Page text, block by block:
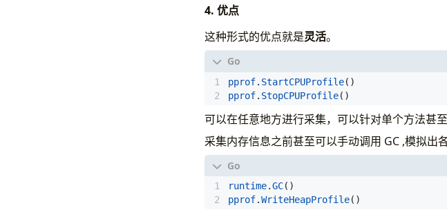
4. 优点
这种形式的优点就是灵活。
pprof. StartCPUProfile()
pprof. StopCPUProfile()
可以在任意地方进行采集，可以针对单个方法甚
采集内存信息之前甚至可以手动调用 GC ,模拟出
1
runtime.GC()
pprof.WriteHeapProfile()